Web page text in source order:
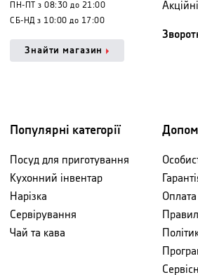
ПН-ПТ з 08:30 до 21:00
СБ-НД з 10:00 до 17:00
Знайти магазин
Популярні категорії
Посуд для приготування
Кухонний інвентар
Нарізка
Сервірування
Чай та кава
Оплата